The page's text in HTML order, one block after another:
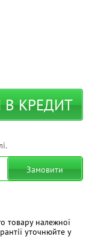
КРЕДИТ
Замовити
товару належної
уточнюйте у